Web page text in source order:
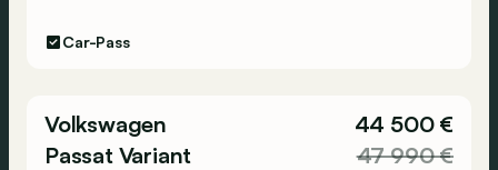
Car-Pass
Volkswagen
Passat Variant
44 500 €
47 990 €